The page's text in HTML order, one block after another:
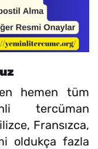
hemen tüm
tercüman
Fransızca,
oldukça fazla